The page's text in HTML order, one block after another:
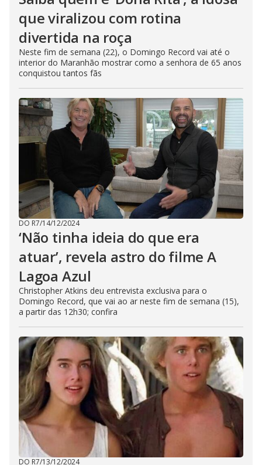
que viralizou com rotina
divertida na roça
Neste fim de semana (22), o Domingo Record vai até o
interior do Maranhão mostrar como a senhora de 65 anos
conquistou tantos fãs
DO R7/14/12/2024
‘Não tinha ideia do que era
atuar’, revela astro do filme A
Lagoa Azul
Christopher Atkins deu entrevista exclusiva para o
Domingo Record, que vai ao ar neste fim de semana (15),
a partir das 12h30; confira
DO R7/13/12/2024